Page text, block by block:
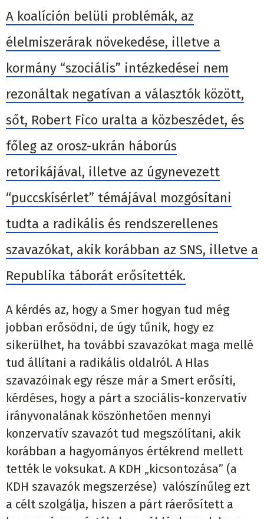
A koalíción belüli problémák, az
élelmiszerárak növekedése, illetve a
kormány “szociális” intézkedései nem
rezonáltak negatívan a választók között,
sőt, Robert Fico uralta a közbeszédet, és
főleg az orosz-ukrán háborús
retorikájával, illetve az úgynevezett
“puccskísérlet” témájával mozgósítani
tudta a radikális és rendszerellenes
szavazókat, akik korábban az SNS, illetve a
Republika táborát erősítették.
A kérdés az, hogy a Smer hogyan tud még
jobban erősödni, de úgy tűnik, hogy ez
sikerülhet, ha további szavazókat maga mellé
tud állítani a radikális oldalról. A Hlas
szavazóinak egy része már a Smert erősíti,
kérdéses, hogy a párt a szociális-konzervatív
irányvonalának köszönhetően mennyi
konzervatív szavazót tud megszólítani, akik
korábban a hagyományos értékrend mellett
tették le voksukat. A KDH „kicsontozása” (a
KDH szavazók megszerzése) valószínűleg ezt
a célt szolgálja, hiszen a párt ráerősített a